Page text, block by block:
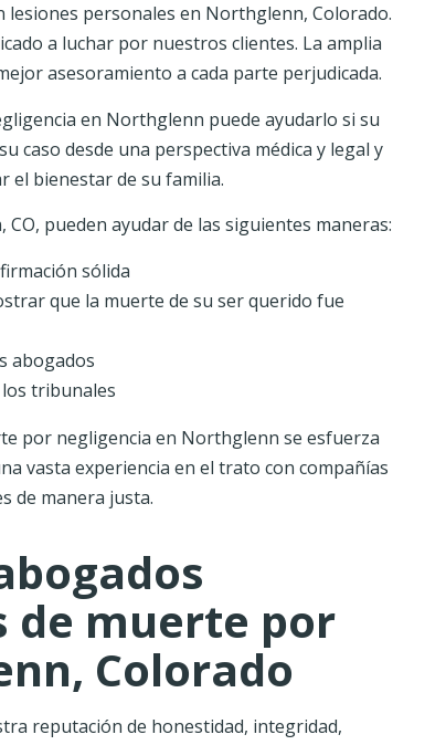
lesiones personales en Northglenn, Colorado.
a luchar por nuestros clientes. La amplia
asesoramiento a cada parte perjudicada.
en Northglenn puede ayudarlo si su
caso desde una perspectiva médica y legal y
el bienestar de su familia.
pueden ayudar de las siguientes maneras:
sólida
que la muerte de su ser querido fue
abogados
tribunales
por negligencia en Northglenn se esfuerza
vasta experiencia en el trato con compañías
de manera justa.
de muerte por
Colorado
reputación de honestidad, integridad,